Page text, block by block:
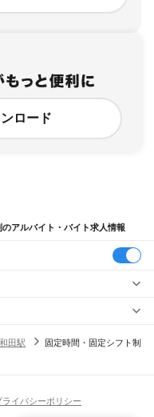
ロード
アルバイト・バイト求人情報
代市我孫子市鴨川市鎌ケ谷市
田駅
固定時間・固定シフト制
イバシーポリシー